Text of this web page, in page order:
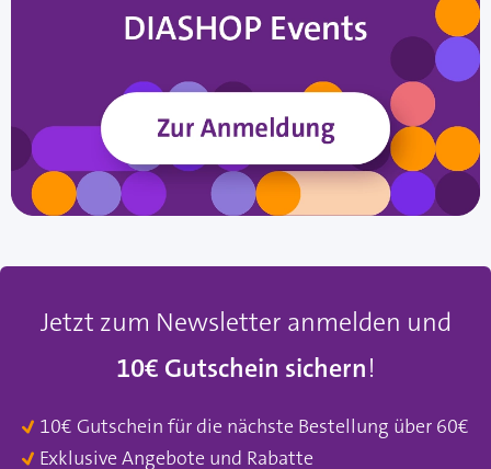
Jetzt zum Newsletter anmelden und
10€ Gutschein sichern!
10€ Gutschein für die nächste Bestellung über 60€
Exklusive Angebote und Rabatte